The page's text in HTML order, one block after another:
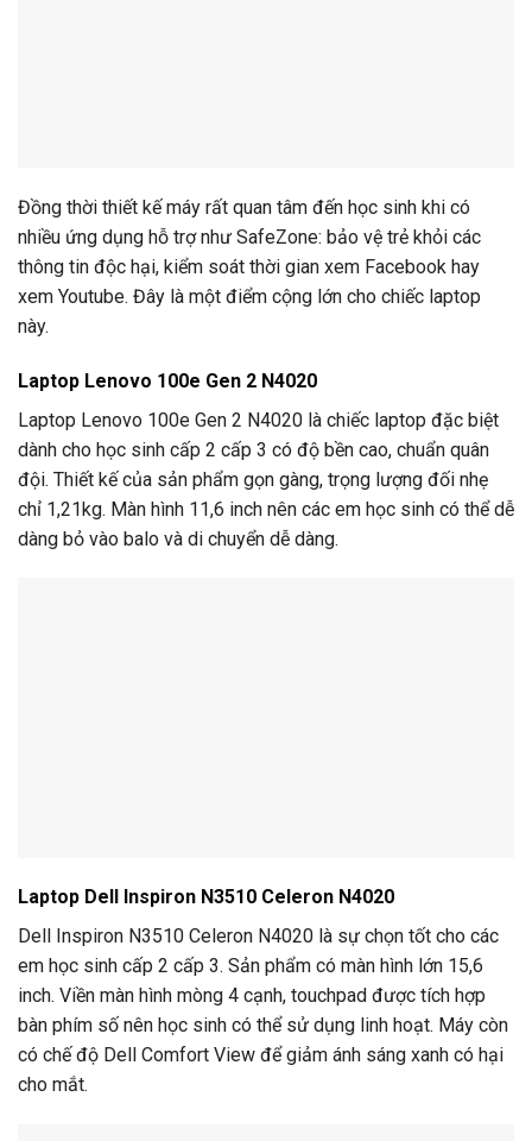
Đồng thời thiết kế máy rất quan tâm đến học sinh khi có
nhiều ứng dụng hỗ trợ như SafeZone: bảo vệ trẻ khỏi các
thông tin độc hại, kiểm soát thời gian xem Facebook hay
xem Youtube. Đây là một điểm cộng lớn cho chiếc laptop
này.
Laptop Lenovo 100e Gen 2 N4020
Laptop Lenovo 100e Gen 2 N4020 là chiếc laptop đặc biệt
dành cho học sinh cấp 2 cấp 3 có độ bền cao, chuẩn quân
đội. Thiết kế của sản phẩm gọn gàng, trọng lượng đối nhẹ
chỉ 1,21kg. Màn hình 11,6 inch nên các em học sinh có thể dễ
dàng bỏ vào balo và di chuyển dễ dàng.
Laptop Dell Inspiron N3510 Celeron N4020
Dell Inspiron N3510 Celeron N4020 là sự chọn tốt cho các
em học sinh cấp 2 cấp 3. Sản phẩm có màn hình lớn 15,6
inch. Viền màn hình mòng 4 cạnh, touchpad được tích hợp
bàn phím số nên học sinh có thể sử dụng linh hoạt. Máy còn
có chế độ Dell Comfort View để giảm ánh sáng xanh có hại
cho mắt.